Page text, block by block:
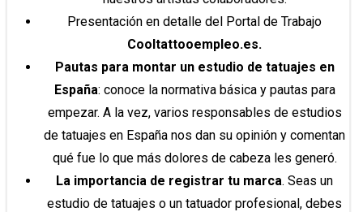
Presentación en detalle del Portal de Trabajo
Cooltattooempleo.es.
Pautas para montar un estudio de tatuajes en
España: conoce la normativa básica y pautas para
empezar. A la vez, varios responsables de estudios
de tatuajes en España nos dan su opinión y comentan
qué fue lo que más dolores de cabeza les generó.
La importancia de registrar tu marca. Seas un
estudio de tatuajes o un tatuador profesional, debes